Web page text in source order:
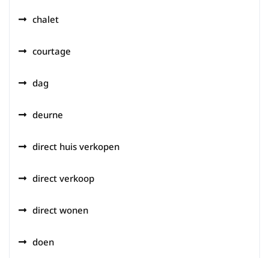
chalet
courtage
dag
deurne
direct huis verkopen
direct verkoop
direct wonen
doen